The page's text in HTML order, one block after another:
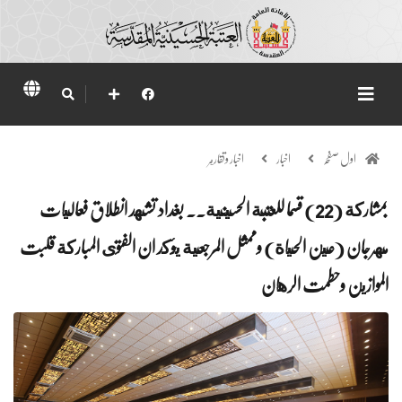
اول صفحہ اخبار اخبار وتقارير
بمشاركة (22) قسما للعتبة الحسينية.. بغداد تشهد انطلاق فعاليات
مهرجان (عين الحياة) وممثل المرجعية يؤكد ان الفتوى المباركة قلبت
الموازين وحطمت الرهان